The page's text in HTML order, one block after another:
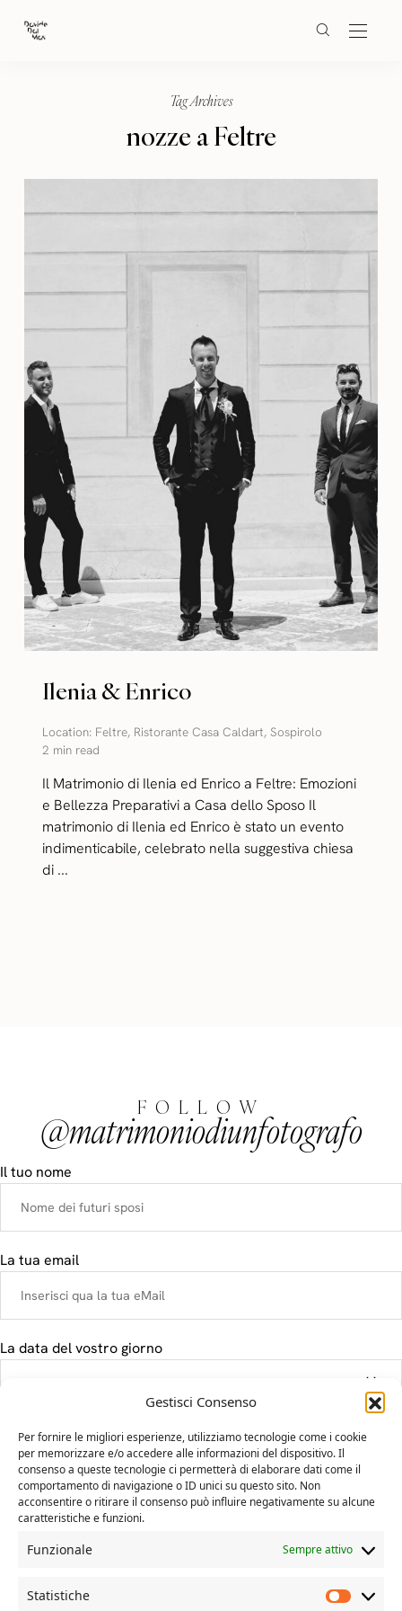
Gestisci Consenso
Per fornire le migliori esperienze, utilizziamo tecnologie come i cookie
per memorizzare e/o accedere alle informazioni del dispositivo. Il
consenso a queste tecnologie ci permetterà di elaborare dati come il
comportamento di navigazione o ID unici su questo sito. Non
acconsentire o ritirare il consenso può influire negativamente su alcune
caratteristiche e funzioni.
Funzionale Sempre attivo
Statistiche
Tag Archives
nozze a Feltre
Ilenia & Enrico
Location: Feltre, Ristorante Casa Caldart,Sospirolo
2 min read
Il Matrimonio di Ilenia ed Enrico a Feltre: Emozioni
e Bellezza Preparativi a Casa dello Sposo Il
matrimonio di Ilenia ed Enrico è stato un evento
indimenticabile, celebrato nella suggestiva chiesa
di ...
FOLLOW
@matrimoniodiunfotografo
Il tuo nome
La tua email
La data del vostro giorno
Il tuo messaggio